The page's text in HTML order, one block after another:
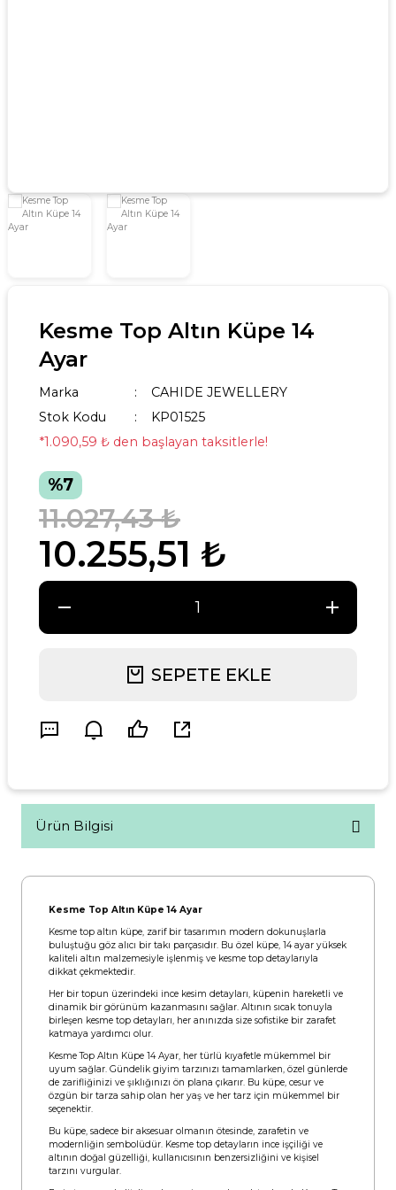
Kesme Top Altın Küpe 14
Ayar
Marka
CAHIDE JEWELLERY
Stok Kodu
KP01525
*1.090,59 ₺ den başlayan taksitlerle!
%7
10.255,51 ₺
11.027,43 ₺
SEPETE EKLE
Ürün Bilgisi
Kesme Top Altın Küpe 14 Ayar
Kesme top altın küpe, zarif bir tasarımın modern dokunuşlarla
buluştuğu göz alıcı bir takı parçasıdır. Bu özel küpe, 14 ayar yüksek
kaliteli altın malzemesiyle işlenmiş ve kesme top detaylarıyla
dikkat çekmektedir.
Her bir topun üzerindeki ince kesim detayları, küpenin hareketli ve
dinamik bir görünüm kazanmasını sağlar. Altının sıcak tonuyla
birleşen kesme top detayları, her anınızda size sofistike bir zarafet
katmaya yardımcı olur.
Kesme Top Altın Küpe 14 Ayar, her türlü kıyafetle mükemmel bir
uyum sağlar. Gündelik giyim tarzınızı tamamlarken, özel günlerde
de zarifliğinizi ve şıklığınızı ön plana çıkarır. Bu küpe, cesur ve
özgün bir tarza sahip olan her yaş ve her tarz için mükemmel bir
seçenektir.
Bu küpe, sadece bir aksesuar olmanın ötesinde, zarafetin ve
modernliğin sembolüdür. Kesme top detayların ince işçiliği ve
altının doğal güzelliği, kullanıcısının benzersizliğini ve kişisel
tarzını vurgular.